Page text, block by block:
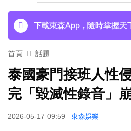
下載東森App，隨時掌握天
埃及知名女星涉販毒！ 遭
首頁 話題
泰國豪門接班人性
完「毀滅性錄音」
2026-05-17 09:59 東森娛樂